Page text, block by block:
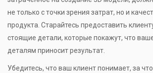
не только с точки зрения затрат, но и
продукта. Старайтесь предоставить
стоящие детали, которые покажут, что
деталям приносит результат.
Убедитесь, что ваш клиент понимает, за